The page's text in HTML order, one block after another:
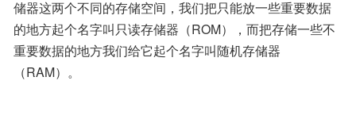
储器这两个不同的存储空间，我们把只能放一些重要数据
的地方起个名字叫只读存储器（ROM），而把存储一些不
重要数据的地方我们给它起个名字叫随机存储器
（RAM）。